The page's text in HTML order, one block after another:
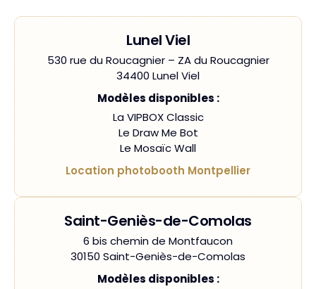
Lunel Viel
530 rue du Roucagnier – ZA du Roucagnier
34400 Lunel Viel
Modèles disponibles :
La VIPBOX Classic
Le Draw Me Bot
Le Mosaïc Wall
Location photobooth Montpellier
Saint-Geniès-de-Comolas
6 bis chemin de Montfaucon
30150 Saint-Geniès-de-Comolas
Modèles disponibles :